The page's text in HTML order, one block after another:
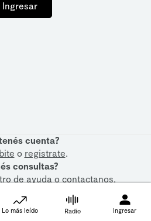
Ingresar
cuenta?
o registrate.
consultas?
de ayudaocontactanos.
Lo más leído Radio Ingresar